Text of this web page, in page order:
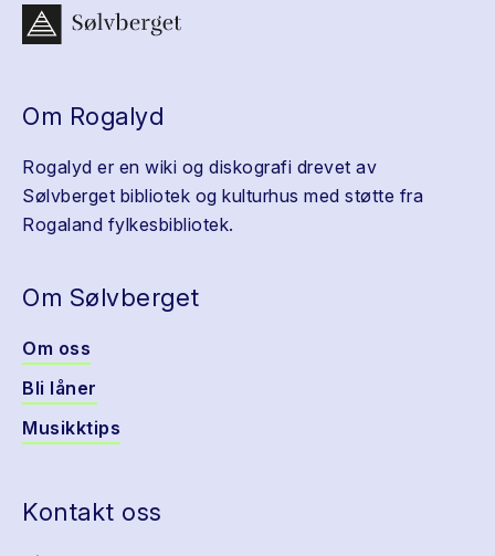
Om Rogalyd
Rogalyd er en wiki og diskografi drevet av
Sølvberget bibliotek og kulturhus med støtte fra
Rogaland fylkesbibliotek.
Om Sølvberget
Om oss
Bli låner
Musikktips
Kontakt oss